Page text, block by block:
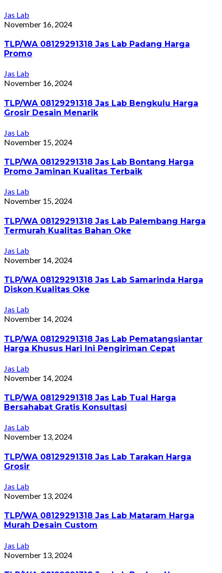
Jas Lab
November 16, 2024
TLP/WA 08129291318 Jas Lab Padang Harga
Promo
Jas Lab
November 16, 2024
TLP/WA 08129291318 Jas Lab Bengkulu Harga
Grosir Desain Menarik
Jas Lab
November 15, 2024
TLP/WA 08129291318 Jas Lab Bontang Harga
Promo Jaminan Kualitas Terbaik
Jas Lab
November 15, 2024
TLP/WA 08129291318 Jas Lab Palembang Harga
Termurah Kualitas Bahan Oke
Jas Lab
November 14, 2024
TLP/WA 08129291318 Jas Lab Samarinda Harga
Diskon Kualitas Oke
Jas Lab
November 14, 2024
TLP/WA 08129291318 Jas Lab Pematangsiantar
Harga Khusus Hari Ini Pengiriman Cepat
Jas Lab
November 14, 2024
TLP/WA 08129291318 Jas Lab Tual Harga
Bersahabat Gratis Konsultasi
Jas Lab
November 13, 2024
TLP/WA 08129291318 Jas Lab Tarakan Harga
Grosir
Jas Lab
November 13, 2024
TLP/WA 08129291318 Jas Lab Mataram Harga
Murah Desain Custom
Jas Lab
November 13, 2024